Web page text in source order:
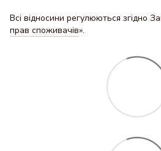
Всі відносини регулюються згідно
прав споживачів».